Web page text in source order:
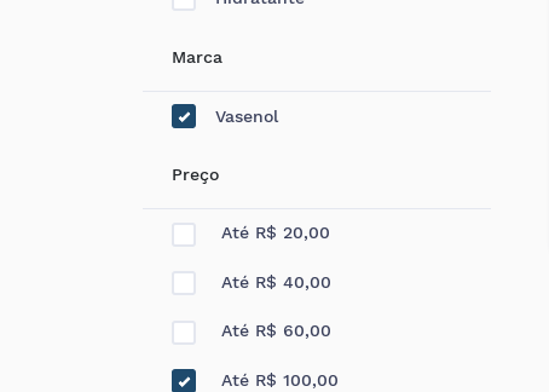
Marca
Vasenol
Preço
Até R$ 20,00
Até R$ 40,00
Até R$ 60,00
Até R$ 100,00